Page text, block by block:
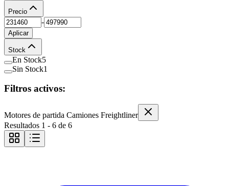
Precio
-
Aplicar
Stock
En Stock5
Sin Stock1
Filtros activos:
Motores de partida Camiones Freightliner
Resultados 1 - 6 de 6